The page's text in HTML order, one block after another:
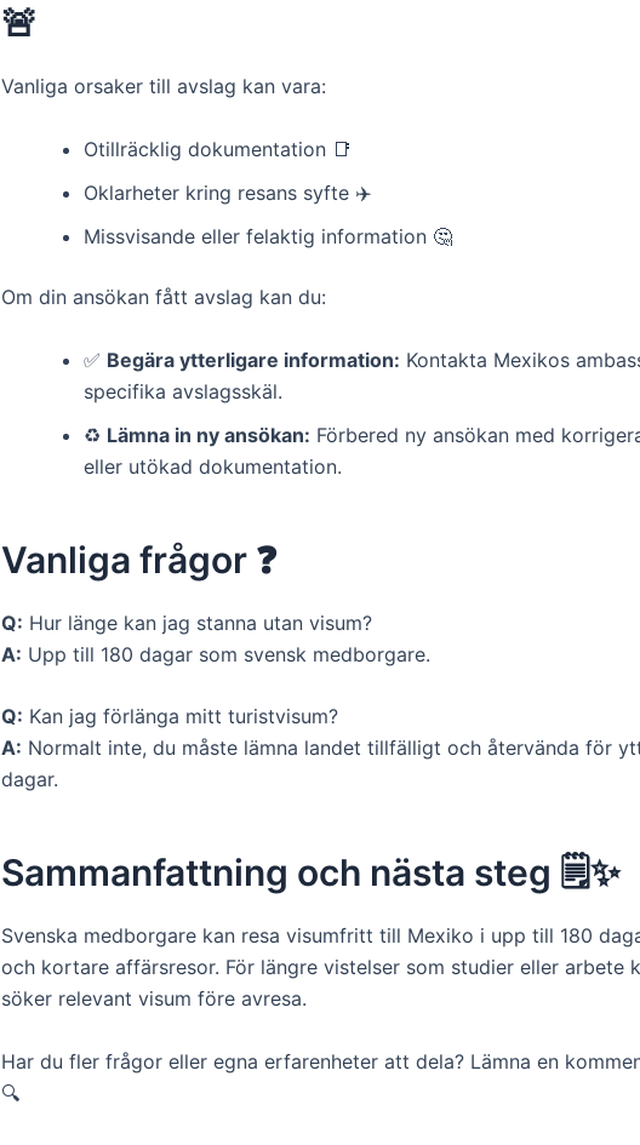
🚨
Vanliga orsaker till avslag kan vara:
Otillräcklig dokumentation 📑
Oklarheter kring resans syfte ✈️
Missvisande eller felaktig information 🤔
Om din ansökan fått avslag kan du:
✅ Begära ytterligare information: Kontakta Mexikos
specifika avslagsskäl.
♻️ Lämna in ny ansökan: Förbered ny ansökan med
eller utökad dokumentation.
Vanliga frågor ❓
Q: Hur länge kan jag stanna utan visum?
A: Upp till 180 dagar som svensk medborgare.
Q: Kan jag förlänga mitt turistvisum?
A: Normalt inte, du måste lämna landet tillfälligt och återvända för
dagar.
Sammanfattning och nästa steg 🗒️✨
Svenska medborgare kan resa visumfritt till Mexiko i upp till 180
och kortare affärsresor. För längre vistelser som studier eller arbete
söker relevant visum före avresa.
Har du fler frågor eller egna erfarenheter att dela? Lämna en
🔍